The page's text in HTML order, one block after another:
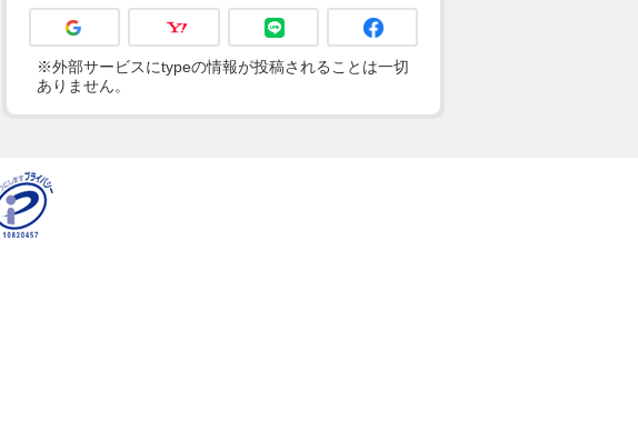
※外部サービスにtypeの情報が投稿されることは一切
ありません。